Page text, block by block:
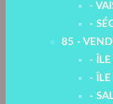
-
-
85 -
-
- ÎLE
-